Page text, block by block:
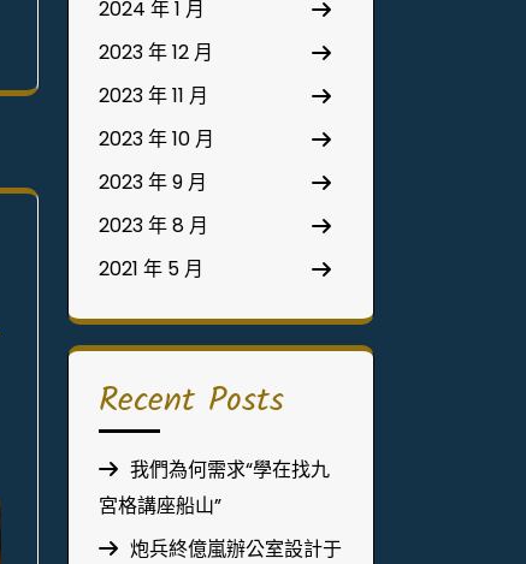
2024 年 1 月
2023 年 12 月
2023 年 11 月
2023 年 10 月
2023 年 9 月
2023 年 8 月
2021 年 5 月
Recent Posts
我們為何需求“學在找九
宮格講座船山”
炮兵終億嵐辦公室設計于